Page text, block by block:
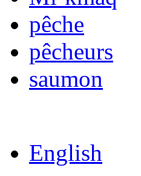
pêche
pêcheurs
saumon
English